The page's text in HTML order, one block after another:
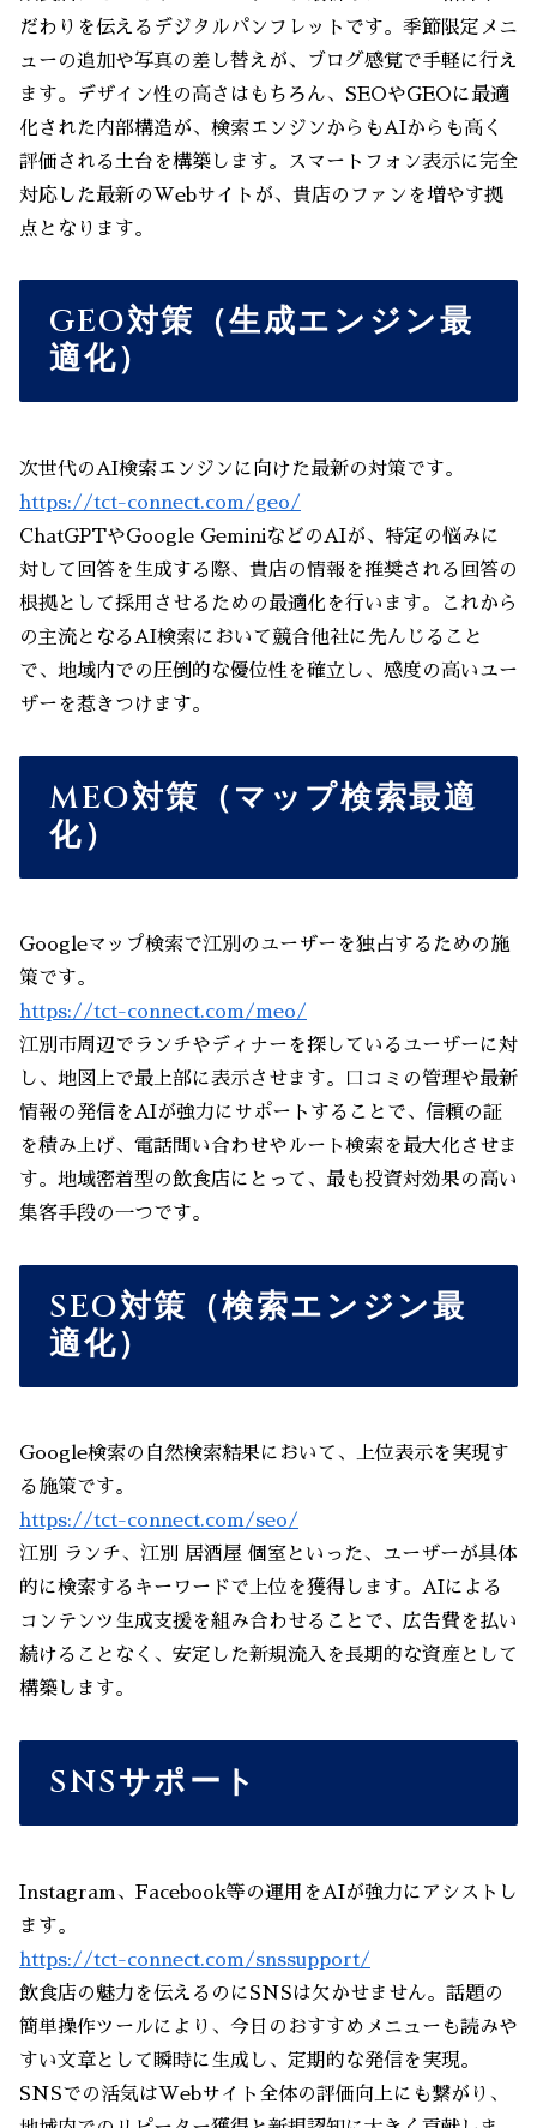
だわりを伝えるデジタルパンフレットです。季節限定メニ
ューの追加や写真の差し替えが、ブログ感覚で手軽に行え
ます。デザイン性の高さはもちろん、SEOやGEOに最適
化された内部構造が、検索エンジンからもAIからも高く
評価される土台を構築します。スマートフォン表示に完全
対応した最新のWebサイトが、貴店のファンを増やす拠
点となります。
GEO対策（生成エンジン最
適化）
次世代のAI検索エンジンに向けた最新の対策です。
https://tct-connect.com/geo/
ChatGPTやGoogle GeminiなどのAIが、特定の悩みに
対して回答を生成する際、貴店の情報を推奨される回答の
根拠として採用させるための最適化を行います。これから
の主流となるAI検索において競合他社に先んじること
で、地域内での圧倒的な優位性を確立し、感度の高いユー
ザーを惹きつけます。
MEO対策（マップ検索最適
化）
Googleマップ検索で江別のユーザーを独占するための施
策です。
https://tct-connect.com/meo/
江別市周辺でランチやディナーを探しているユーザーに対
し、地図上で最上部に表示させます。口コミの管理や最新
情報の発信をAIが強力にサポートすることで、信頼の証
を積み上げ、電話問い合わせやルート検索を最大化させま
す。地域密着型の飲食店にとって、最も投資対効果の高い
集客手段の一つです。
SEO対策（検索エンジン最
適化）
Google検索の自然検索結果において、上位表示を実現す
る施策です。
https://tct-connect.com/seo/
江別 ランチ、江別 居酒屋 個室といった、ユーザーが具体
的に検索するキーワードで上位を獲得します。AIによる
コンテンツ生成支援を組み合わせることで、広告費を払い
続けることなく、安定した新規流入を長期的な資産として
構築します。
SNSサポート
Instagram、Facebook等の運用をAIが強力にアシストし
ます。
https://tct-connect.com/snssupport/
飲食店の魅力を伝えるのにSNSは欠かせません。話題の
簡単操作ツールにより、今日のおすすめメニューも読みや
すい文章として瞬時に生成し、定期的な発信を実現。
SNSでの活気はWebサイト全体の評価向上にも繋がり、